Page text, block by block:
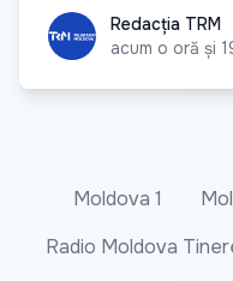
Redacția TRM
Redacția TRM
acum o oră și
Moldova 1
Radio Moldova